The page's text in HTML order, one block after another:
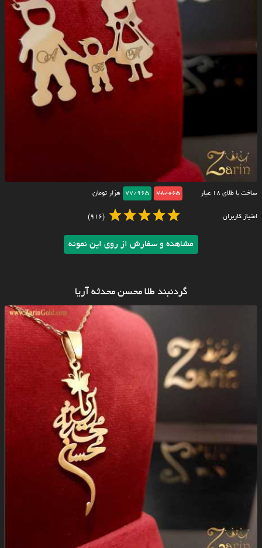
ساخت با طلای ۱۸ عیار 78/065
77/965 هزار تومان
امتیاز کاربران (916)
مشاهده و سفارش از روی این نمونه
گردنبند طلا محسن محدثه آریا